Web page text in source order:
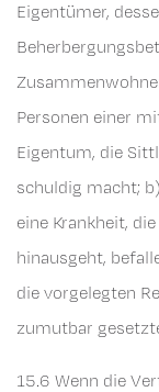
Eigentümer,
Personen einer
Eigentum, die
schuldig macht;
eine Krankheit,
hinausgeht,
die vorgelegten
zumutbar
15.6 Wenn die